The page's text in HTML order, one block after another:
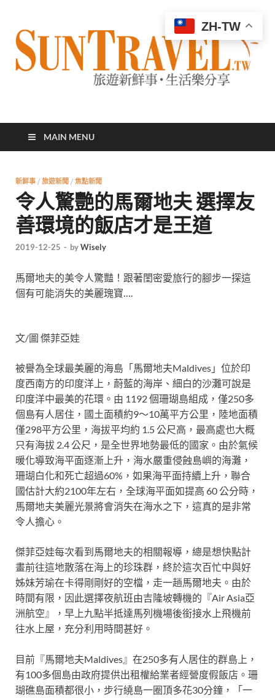
太陽網
MAIN MENU
新鮮事 / 旅遊新聞 / 焦點新聞
令人驚艷的馬爾地夫 選擇友
善環境的飯店才是王道
2019-12-25 - byWisely
馬爾地夫的美令人驚豔！跟著閨密愛旅行的腳步一探這
個有可能消失的美麗瑰寶….
文/圖 傑菲亞娃
被譽為全球最美麗的海島「馬爾地夫Maldives」位於印
度西南方的印度洋上，蔚藍的海岸、細白的沙灘可說是
印度洋中最美的花環。由 1192 個珊瑚島組成，僅250多
個島有人居住，國土面積約9～10萬平方公里，陸地面積
僅298平方公里，海拔平均約 1.5 公尺高，最高處也大概
只有海拔 2.4 公尺，是全世界地勢最低的國家。由於氣候
暖化導致海平面逐漸上升，海水嚴重侵蝕島嶼的海灘，
珊瑚白化和死亡超過60%，如果海平面持續上升，聯合
國估計大約2100年左右，全球海平面如提高 60 公分時，
馬爾地夫美麗光景將會消失在海水之下，這真的是非常
令人擔心。
傑菲亞娃每次看到馬爾地夫的相關報導，總是想快點計
畫前往這地散落在海上的珍珠群，終於這次百忙中與好
姊妹芳瑜在卡得剛剛好的空檔，走一趟馬爾地夫。由於
時間有限，因此選擇夜航班由吉隆坡轉機的『Air Asia亞
洲航空』，早上九點半抵達馬列機場後銜接水上飛機前
往水上屋，充分利用時間甚好。
目前『馬爾地夫Maldives』在250多有人居住的群島上，
有100多個島由政府提供出租權給業者經營度假飯店。珊
瑚礁島面積都很小，步行繞島一圈頂多花30分鐘，「一
ZH-TW